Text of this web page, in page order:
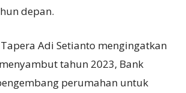
depan.
Adi Setianto mengingatkan
tahun 2023, Bank
perumahan untuk